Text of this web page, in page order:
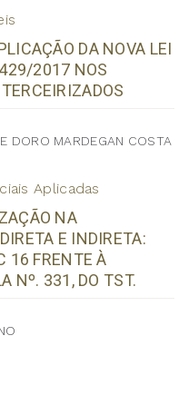
DA NOVA LEI
2017 NOS
DORO MARDEGAN COSTA
Aplicadas
NA
E INDIRETA:
16 FRENTE À
Nº. 331, DO TST.